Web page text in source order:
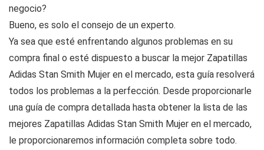
negocio?
Bueno, es solo el consejo de un experto.
Ya sea que esté enfrentando algunos problemas en su
compra final o esté dispuesto a buscar la mejor Zapatillas
Adidas Stan Smith Mujer en el mercado, esta guía resolverá
todos los problemas a la perfección. Desde proporcionarle
una guía de compra detallada hasta obtener la lista de las
mejores Zapatillas Adidas Stan Smith Mujer en el mercado,
le proporcionaremos información completa sobre todo.